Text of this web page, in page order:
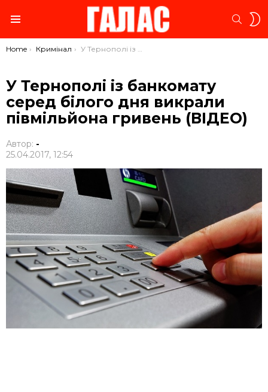
You are here:
Home Кримінал У Тернополі із банкомату серед білого дня викрали півмільйона гривень (ВІДЕО)
У Тернополі із банкомату
серед білого дня викрали
півмільйона гривень (ВІДЕО)
Автор: -
25.04.2017, 12:54